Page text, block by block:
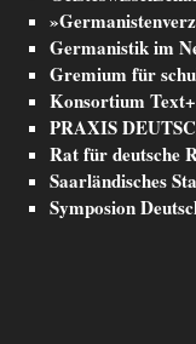
Germanistik im
Gremium für
Konsortium Text+
PRAXIS
Rat für deutsche
Saarländisches
Symposion